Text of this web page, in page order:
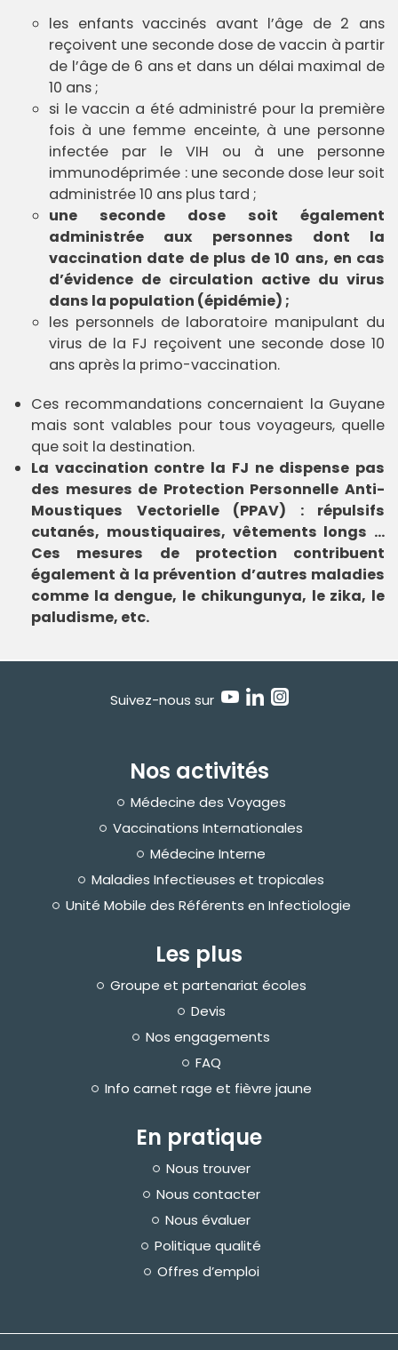
les enfants vaccinés avant l’âge de 2 ans
reçoivent une seconde dose de vaccin à partir
de l’âge de 6 ans et dans un délai maximal de
10 ans ;
si le vaccin a été administré pour la première
fois à une femme enceinte, à une personne
infectée par le VIH ou à une personne
immunodéprimée : une seconde dose leur soit
administrée 10 ans plus tard ;
une seconde dose soit également
administrée aux personnes dont la
vaccination date de plus de 10 ans, en cas
d’évidence de circulation active du virus
dans la population (épidémie) ;
les personnels de laboratoire manipulant du
virus de la FJ reçoivent une seconde dose 10
ans après la primo-vaccination.
Ces recommandations concernaient la Guyane
mais sont valables pour tous voyageurs, quelle
que soit la destination.
La vaccination contre la FJ ne dispense pas
des mesures de Protection Personnelle Anti-
Moustiques Vectorielle (PPAV) : répulsifs
cutanés, moustiquaires, vêtements longs …
Ces mesures de protection contribuent
également à la prévention d’autres maladies
comme la dengue, le chikungunya, le zika, le
paludisme, etc.
Suivez-nous sur
Nos activités
Médecine des Voyages
Vaccinations Internationales
Médecine Interne
Maladies Infectieuses et tropicales
Unité Mobile des Référents en Infectiologie
Les plus
Groupe et partenariat écoles
Devis
Nos engagements
FAQ
Info carnet rage et fièvre jaune
En pratique
Nous trouver
Nous contacter
Nous évaluer
Politique qualité
Offres d’emploi